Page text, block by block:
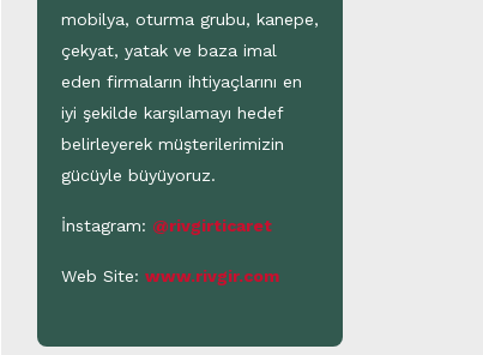
mobilya, oturma grubu, kanepe,
çekyat, yatak ve baza imal
eden firmaların ihtiyaçlarını en
iyi şekilde karşılamayı hedef
belirleyerek müşterilerimizin
gücüyle büyüyoruz.
İnstagram: @rivgirticaret
Web Site: www.rivgir.com